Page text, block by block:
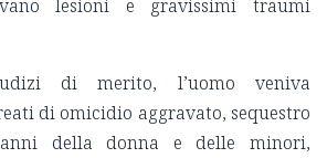
lesioni e gravissimi traumi
di merito, l’uomo veniva
di omicidio aggravato, sequestro
della donna e delle minori,